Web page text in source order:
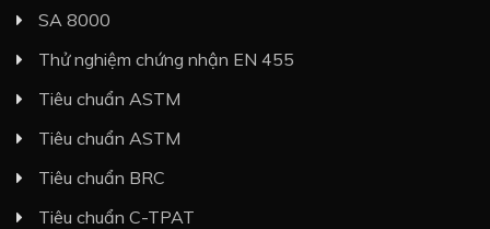
SA 8000
Thử nghiệm chứng nhận EN 455
Tiêu chuẩn ASTM
Tiêu chuẩn ASTM
Tiêu chuẩn BRC
Tiêu chuẩn C-TPAT